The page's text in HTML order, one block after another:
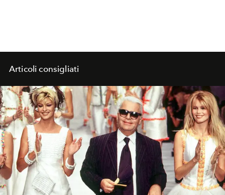
Articoli consigliati